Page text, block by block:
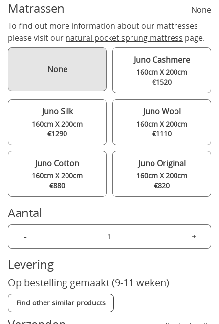
Matrassen
None
To find out more information about our mattresses
please visit our natural pocket sprung mattress page.
None
Juno Cashmere
160cm X 200cm
€1520
Juno Silk
160cm X 200cm
€1290
Juno Wool
160cm X 200cm
€1110
Juno Cotton
160cm X 200cm
€880
Juno Original
160cm X 200cm
€820
Aantal
- +
Levering
Op bestelling gemaakt (9-11 weken)
Find other similar products